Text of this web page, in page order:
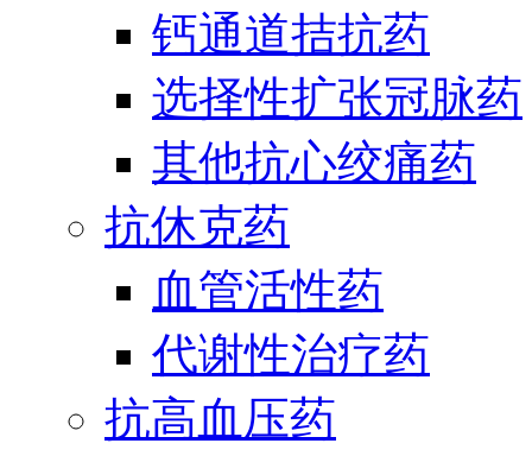
钙通道拮抗药
选择性扩张冠脉药
其他抗心绞痛药
抗休克药
血管活性药
代谢性治疗药
抗高血压药